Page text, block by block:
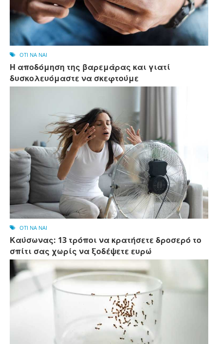
OTI NA NAI
Η αποδόμηση της βαρεμάρας και γιατί
δυσκολευόμαστε να σκεφτούμε
OTI NA NAI
Καύσωνας: 13 τρόποι να κρατήσετε δροσερό το
σπίτι σας χωρίς να ξοδέψετε ευρώ